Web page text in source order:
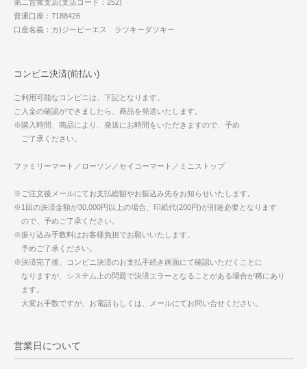
第二営業支店(支店コード：252)
普通口座：7188426
口座名義：カ)ジーピーエス ラツキーダツキー
コンビニ決済(前払い)
ご利用可能なコンビニは、下記となります。
ご入金の確認ができましたら、商品を発送いたします。
※購入時間、商品により、発送にお時間をいただきますので、予め
ご了承ください。
ファミリーマート／ローソン／セイコーマート／ミニストップ
※ご注文後メールにてお支払総額やお振込み先をお知らせいたします。
※1回の決済金額が30,000円以上の場合、印紙代(200円)が別途必要となります
ので、予めご了承ください。
※振り込み手数料はお客様負担でお願いいたします。
予めご了承ください。
※決済完了後、コンビニ決済のお支払手続き画面にて確認いただくことに
なりますが、システム上の問題で決済エラーとなることがある場合が稀にあり
ます。
大変お手数ですが、お電話もしくは、メールにてお問い合せください。
営業日について